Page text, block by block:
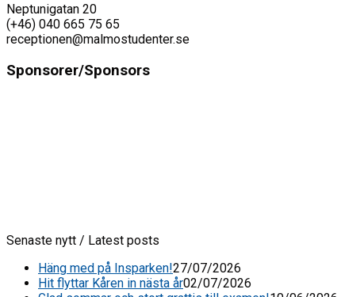
Neptunigatan 20
(+46) 040 665 75 65
receptionen@malmostudenter.se
Sponsorer/Sponsors
Senaste nytt / Latest posts
Häng med på Insparken!27/07/2026
Hit flyttar Kåren in nästa år02/07/2026